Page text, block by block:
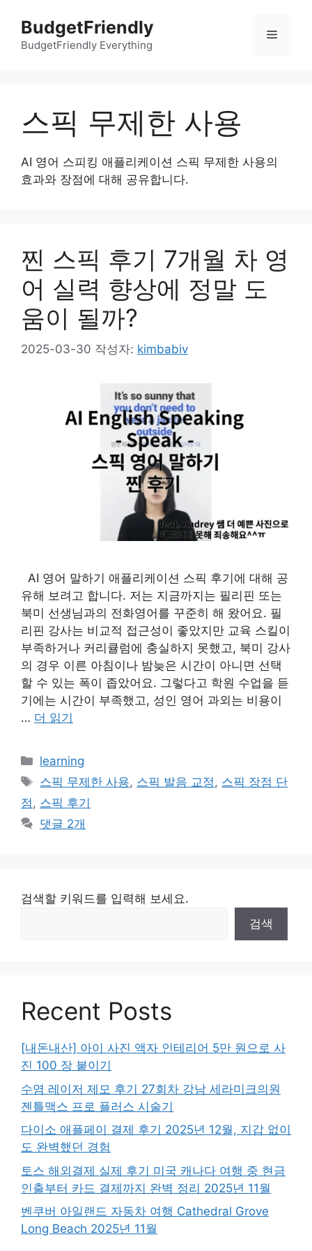
BudgetFriendly
BudgetFriendly Everything
메
스픽 무제한 사용
AI 영어 스피킹 애플리케이션 스픽 무제한 사용의
효과와 장점에 대해 공유합니다.
찐 스픽 후기 7개월 차 영
어 실력 향상에 정말 도
움이 될까?
2025-03-30 작성자: kimbabiv
AI 영어 말하기 애플리케이션 스픽 후기에 대해 공
유해 보려고 합니다. 저는 지금까지는 필리핀 또는
북미 선생님과의 전화영어를 꾸준히 해 왔어요. 필
리핀 강사는 비교적 접근성이 좋았지만 교육 스킬이
부족하거나 커리큘럼에 충실하지 못했고, 북미 강사
의 경우 이른 아침이나 밤늦은 시간이 아니면 선택
할 수 있는 폭이 좁았어요. 그렇다고 학원 수업을 듣
기에는 시간이 부족했고, 성인 영어 과외는 비용이
… 더 읽기
카
테
리
learning
태
그
스픽 무제한 사용, 스픽 발음 교정, 스픽 장점 단
점, 스픽 후기
댓글 2개
검색할 키워드를 입력해 보세요.
검색
Recent Posts
[내돈내산] 아이 사진 액자 인테리어 5만 원으로 사
진 100 장 붙이기
수염 레이저 제모 후기 27회차 강남 세라미크의원
젠틀맥스 프로 플러스 시술기
다이소 애플페이 결제 후기 2025년 12월, 지갑 없이
도 완벽했던 경험
토스 해외결제 실제 후기 미국 캐나다 여행 중 현금
인출부터 카드 결제까지 완벽 정리 2025년 11월
벤쿠버 아일랜드 자동차 여행 Cathedral Grove
Long Beach 2025년 11월